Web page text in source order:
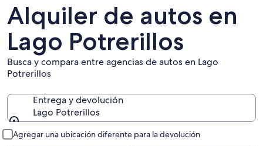
Alquiler de autos en
Lago Potrerillos
Busca y compara entre agencias de autos en Lago
Potrerillos
Entrega y devolución
Lago Potrerillos
Agregar una ubicación diferente para la devolución